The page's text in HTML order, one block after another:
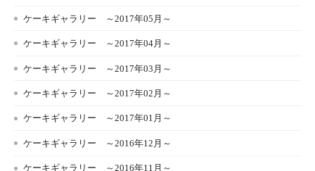
ケーキギャラリー ～2017年05月～
ケーキギャラリー ～2017年04月～
ケーキギャラリー ～2017年03月～
ケーキギャラリー ～2017年02月～
ケーキギャラリー ～2017年01月～
ケーキギャラリー ～2016年12月～
ケーキギャラリー ～2016年11月～